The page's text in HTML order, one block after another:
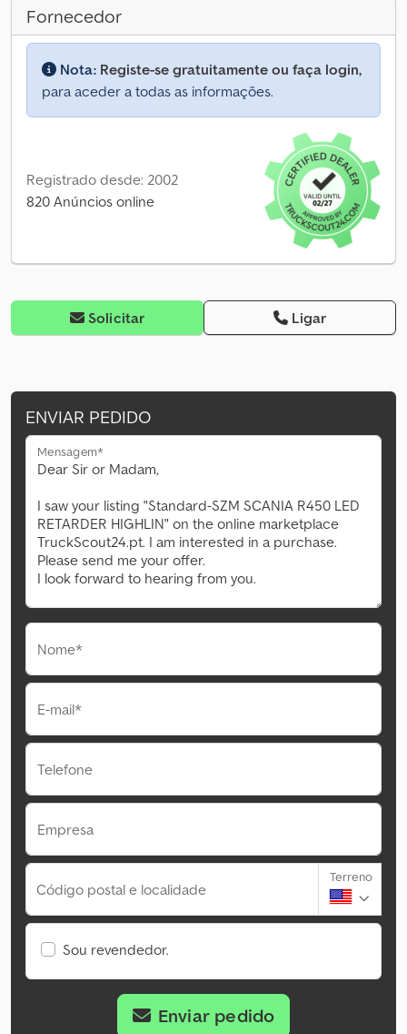
Fornecedor
Nota: Registe-se gratuitamente ou faça login,
para aceder a todas as informações.
Registrado desde: 2002
820 Anúncios online
Solicitar Ligar
ENVIAR PEDIDO
Mensagem*
Nome*
E-mail*
Telefone
Empresa
Código postal e localidade
Terreno
Sou revendedor.
Enviar pedido